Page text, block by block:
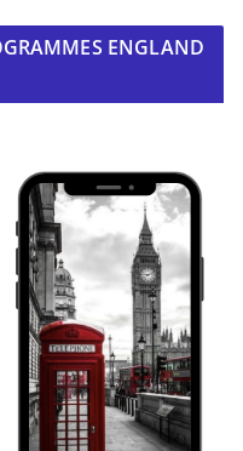
ENGLAND